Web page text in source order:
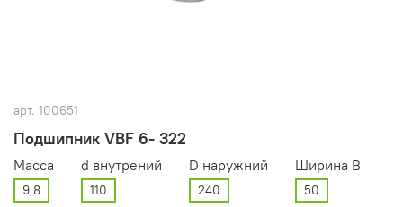
арт. 100651
Подшипник VBF 6- 322
Масса
9,8
d внутрений
110
D наружний
240
Ширина В
50